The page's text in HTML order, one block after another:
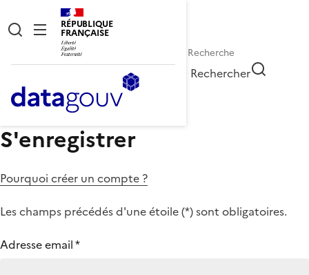
RÉPUBLIQUE
FRANÇAISE
Rechercher
S'enregistrer
Pourquoi créer un compte ?
Les champs précédés d'une étoile (*) sont obligatoires.
Adresse email*